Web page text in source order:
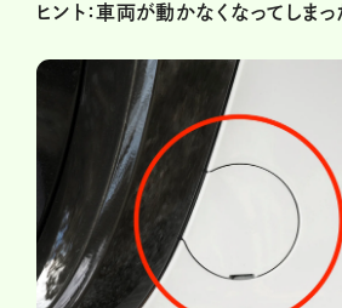
ヒント：車両が動かなくなってしま